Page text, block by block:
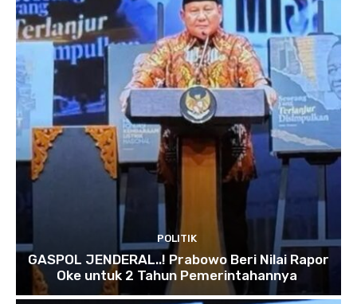
POLITIK
GASPOL JENDERAL..! Prabowo Beri Nilai Rapor
Oke untuk 2 Tahun Pemerintahannya